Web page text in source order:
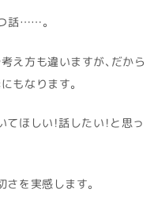
話……。
え方も違いますが、だから
もなります。
ほしい！話したい！と思っ
さを実感します。